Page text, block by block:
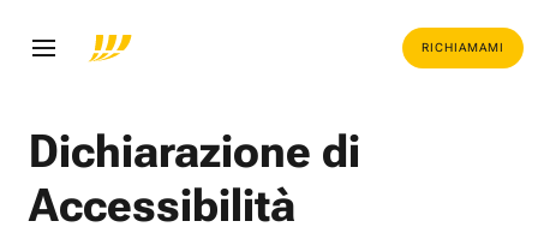
RICHIAMAMI
Dichiarazione di
Accessibilità